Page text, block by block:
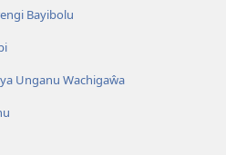
Bayibolu
Unganu Wachigaŵa